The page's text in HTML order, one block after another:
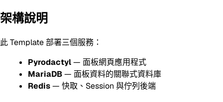
架構說明
此 Template 部署三個服務：
Pyrodactyl— 面板網頁應用程式
MariaDB— 面板資料的關聯式資料庫
Redis— 快取、Session 與佇列後端